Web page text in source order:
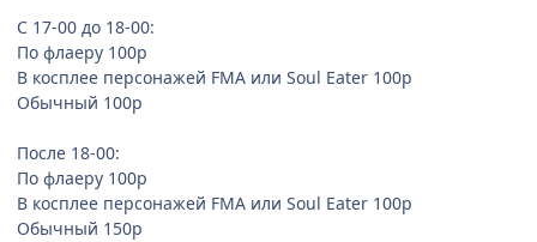
С 17-00 до 18-00:
По флаеру 100р
В косплее персонажей FMA или Soul Eater 100р
Обычный 100р
После 18-00:
По флаеру 100р
В косплее персонажей FMA или Soul Eater 100р
Обычный 150р